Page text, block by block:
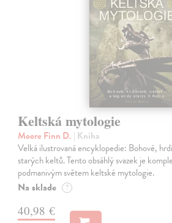
Keltská mytologie
Moore Finn D. | Kniha
Velká ilustrovaná encyklopedie: Bohové,
starých keltů. Tento obsáhlý svazek je
podmanivým světem keltské mytologie.
Na sklade ?
40,98 €